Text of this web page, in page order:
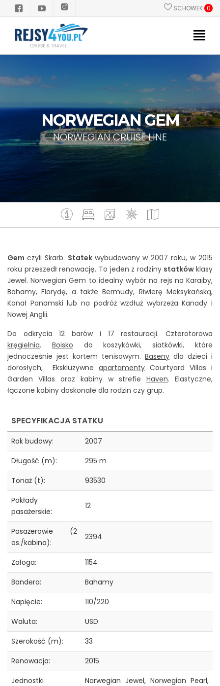
SCHOWEK 0
POLSKI PILOT
STATKI
GRUPY/INCENTIVE
INFORMACJE PRAKTYCZNE
Zanim popłyniesz
KONTAKT
NORWEGIAN GEM
NORWEGIAN CRUISE LINE
Gem czyli Skarb. Statek wybudowany w 2007 roku, w 2015
roku przeszedł renowację. To jeden z rodziny statków klasy
Jewel. Norwegian Gem to idealny wybór na rejs na Karaiby,
Bahamy, Florydę, a także Bermudy, Riwierę Meksykańską,
Kanał Panamski lub na podróż wzdłuż wybrzeża Kanady i
Nowej Anglii.
Do odkrycia 12 barów i 17 restauracji. Czterotorowa
kręgielnia. Boisko do koszykówki, siatkówki, które
jednocześnie jest kortem tenisowym. Baseny dla dzieci i
dorosłych, Ekskluzywne apartamenty Courtyard Villas i
Garden Villas oraz kabiny w strefie Haven. Elastyczne,
łączone kabiny doskonałe dla rodzin czy grup.
SPECYFIKACJA STATKU
Rok budowy:
2007
Długość (m):
295 m
Tonaż (t):
93530
Pokłady
pasażerskie:
12
Pasażerowie (2
os./kabina):
2394
Załoga:
1154
Bandera:
Bahamy
Napięcie:
110/220
Waluta:
USD
Szerokość (m):
33
Renowacja:
2015
Jednostki
Norwegian Jewel, Norwegian Pearl,